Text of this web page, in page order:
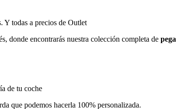
Y todas a precios de Outlet
donde encontrarás nuestra colección completa de
de tu coche
que podemos hacerla 100% personalizada.